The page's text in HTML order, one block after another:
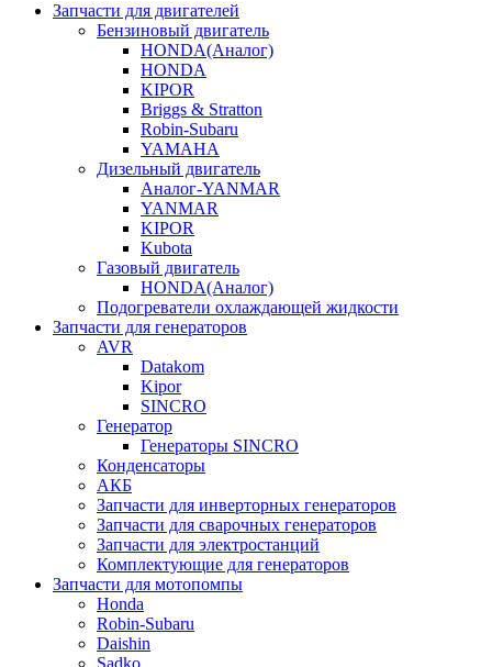
Запчасти для двигателей
Бензиновый двигатель
HONDA(Aналог)
HONDA
KIPOR
Briggs & Stratton
Robin-Subaru
YAMAHA
Дизельный двигатель
Аналог-YANMAR
YANMAR
KIPOR
Kubota
Газовый двигатель
HONDA(Aналог)
Подогреватели охлаждающей жидкости
Запчасти для генераторов
AVR
Datakom
Kipor
SINCRO
Генератор
Генераторы SINCRO
Конденсаторы
АКБ
Запчасти для инверторных генераторов
Запчасти для сварочных генераторов
Запчасти для электростанций
Комплектующие для генераторов
Запчасти для мотопомпы
Honda
Robin-Subaru
Daishin
Sadko